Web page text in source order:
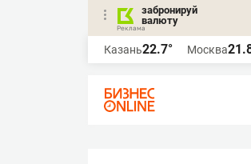
забронируй
валюту
Казань22.7° Москва